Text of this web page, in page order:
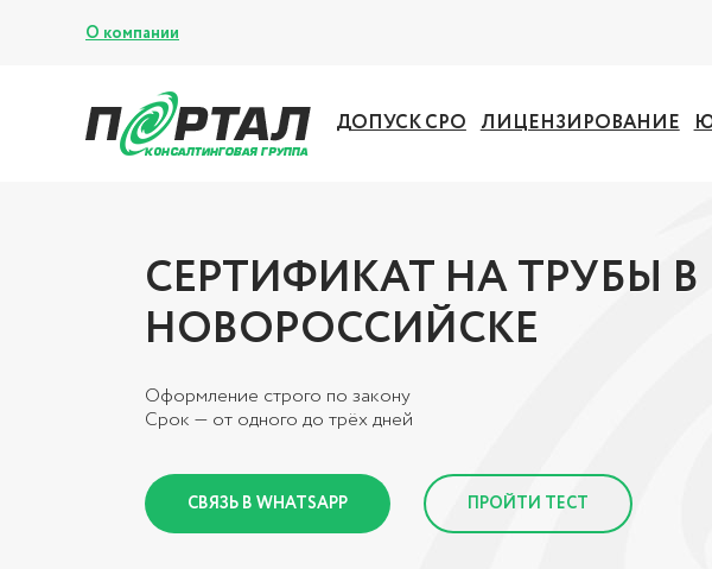
О компании
ДОПУСК СРО ЛИЦЕНЗИРОВАНИЕ
СЕРТИФИКАТ НА ТРУБЫ В
НОВОРОССИЙСКЕ
Оформление строго по закону
Срок — от одного до трёх дней
СВЯЗЬ В WHATSAPP ПРОЙТИ ТЕСТ